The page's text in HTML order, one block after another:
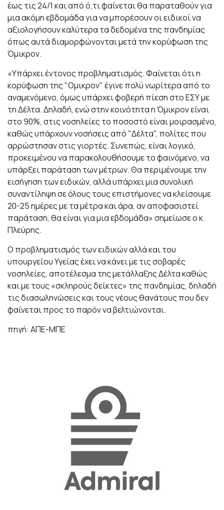
έως τις 24/1 και από ό,τι φαίνεται θα παραταθούν για
μια ακόμη εβδομάδα για να μπορέσουν οι ειδικοί να
αξιολογήσουν καλύτερα τα δεδομένα της πανδημίας
όπως αυτά διαμορφώνονται μετά την κορύφωση της
Όμικρον.
«Υπάρχει έντονος προβληματισμός. Φαίνεται ότι η
κορύφωση της "Ομικρον" έγινε πολύ νωρίτερα από το
αναμενόμενο, όμως υπάρχει φοβερή πίεση στο ΕΣΥ με
τη Δέλτα. Δηλαδή, ενώ στην κοινότητα η Όμικρον είναι
στο 90%, στις νοσηλείες το ποσοστό είναι μοιρασμένο,
καθώς υπάρχουν νοσήσεις από "Δέλτα", πολίτες που
αρρώστησαν στις γιορτές. Συνεπώς, είναι λογικό,
προκειμένου να παρακολουθήσουμε το φαινόμενο, να
υπάρξει παράταση των μέτρων. Θα περιμένουμε την
εισήγηση των ειδικών, αλλά υπάρχει μια συνολική
συναντίληψη σε όλους τους επιστήμονες να κλείσουμε
20-25 ημέρες με τα μέτρα και άρα, αν αποφασιστεί
παράταση, θα είναι για μια εβδομάδα» σημείωσε ο κ.
Πλεύρης.
Ο προβληματισμός των ειδικών αλλά και του
υπουργείου Υγείας έχει να κάνει με τις σοβαρές
νοσηλείες, αποτέλεσμα της μετάλλαξης Δέλτα καθώς
και με τους «σκληρούς δείκτες» της πανδημίας, δηλαδή
τις διασωληνώσεις και τους νέους θανάτους που δεν
φαίνεται προς το παρόν να βελτιώνονται.
πηγή: ΑΠΕ-ΜΠΕ